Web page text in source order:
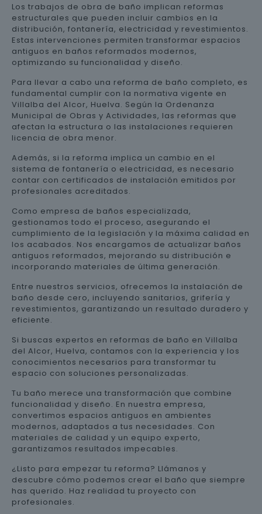
Los trabajos de obra de baño implican reformas
estructurales que pueden incluir cambios en la
distribución, fontanería, electricidad y revestimientos.
Estas intervenciones permiten transformar espacios
antiguos en baños reformados modernos,
optimizando su funcionalidad y diseño.
Para llevar a cabo una reforma de baño completo, es
fundamental cumplir con la normativa vigente en
Villalba del Alcor, Huelva. Según la Ordenanza
Municipal de Obras y Actividades, las reformas que
afectan la estructura o las instalaciones requieren
licencia de obra menor.
Además, si la reforma implica un cambio en el
sistema de fontanería o electricidad, es necesario
contar con certificados de instalación emitidos por
profesionales acreditados.
Como empresa de baños especializada,
gestionamos todo el proceso, asegurando el
cumplimiento de la legislación y la máxima calidad en
los acabados. Nos encargamos de actualizar baños
antiguos reformados, mejorando su distribución e
incorporando materiales de última generación.
Entre nuestros servicios, ofrecemos la instalación de
baño desde cero, incluyendo sanitarios, grifería y
revestimientos, garantizando un resultado duradero y
eficiente.
Si buscas expertos en reformas de baño en Villalba
del Alcor, Huelva, contamos con la experiencia y los
conocimientos necesarios para transformar tu
espacio con soluciones personalizadas.
Tu baño merece una transformación que combine
funcionalidad y diseño. En nuestra empresa,
convertimos espacios antiguos en ambientes
modernos, adaptados a tus necesidades. Con
materiales de calidad y un equipo experto,
garantizamos resultados impecables.
¿Listo para empezar tu reforma? Llámanos y
descubre cómo podemos crear el baño que siempre
has querido. Haz realidad tu proyecto con
profesionales.